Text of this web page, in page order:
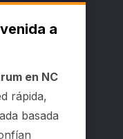
a
en NC
rápida,
basada